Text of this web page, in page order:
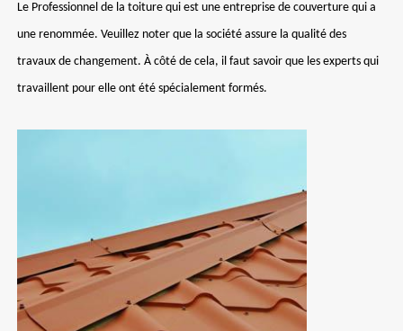
Le Professionnel de la toiture qui est une entreprise de couverture qui a
une renommée. Veuillez noter que la société assure la qualité des
travaux de changement. À côté de cela, il faut savoir que les experts qui
travaillent pour elle ont été spécialement formés.